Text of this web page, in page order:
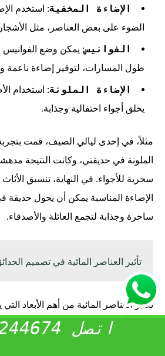
الإضاءة المخفية: استخدم
الضوء على بعض العناصر، مثل
الفوانيس: يمكن وضع الفوانيس
طول المسارات، لتوفير إضاءة ناعمة
الإضاءة الملونة: استخدام
يخلق أجواء احتفالية وجذابة.
مثلاً، في إحدى ليالي الصيف، قمت
الملونة في حديقتي، وكانت النتيجة
سحرية للأجواء. في النهاية، تنسيق
الإضاءة المناسبة يمكن أن يحول
ساحرة وجذابة لتجمع العائلة والأصدقاء.
تأثير العناصر المائية في تصميم
تعتبر العناصر المائية من أهم الأبعاد
تصميم الحدائق، حيث تضفي لمسة من
اتصل 0553244674